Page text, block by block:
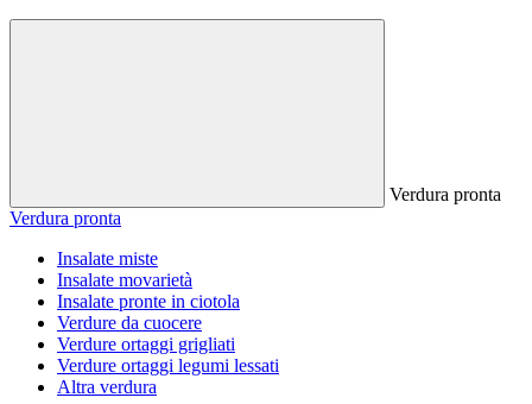
Verdura pronta
Verdura pronta
Insalate miste
Insalate movarietà
Insalate pronte in ciotola
Verdure da cuocere
Verdure ortaggi grigliati
Verdure ortaggi legumi lessati
Altra verdura